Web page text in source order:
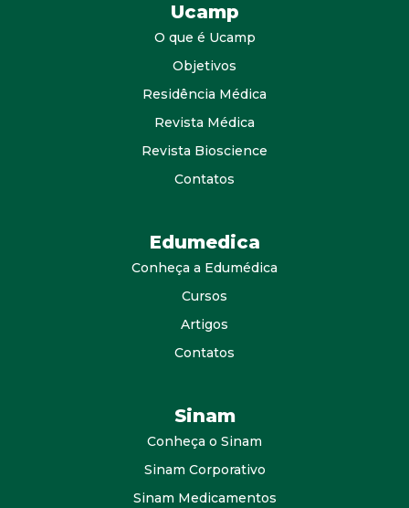
Ucamp
O que é Ucamp
Objetivos
Residência Médica
Revista Médica
Revista Bioscience
Contatos
Edumedica
Conheça a Edumédica
Cursos
Artigos
Contatos
Sinam
Conheça o Sinam
Sinam Corporativo
Sinam Medicamentos